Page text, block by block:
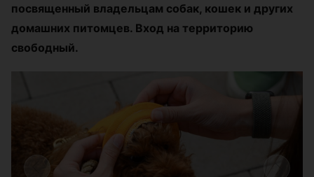
посвященный владельцам собак, кошек и других
домашних питомцев. Вход на территорию
свободный.